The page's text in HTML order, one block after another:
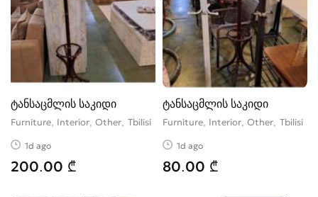
ტანსაცმლის საკიდი
Furniture, Interior, Other Tbilisi
1d ago
200.00 ₾
ტანსაცმლის საკიდი
Furniture, Interior, Other Tbilisi
1d ago
80.00 ₾